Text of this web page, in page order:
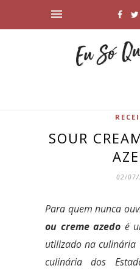
SOUR
02/07/
Para quem nunca
ou creme azedo é
utilizado na culinária
culinária dos